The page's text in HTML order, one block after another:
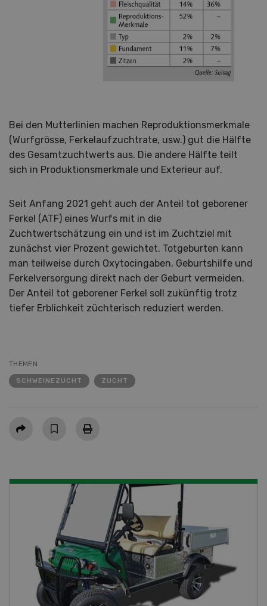
Bei den Mutterlinien machen Reproduktionsmerkmale
(Wurfgrösse, Ferkelaufzuchtrate, usw.) gut die Hälfte
des Gesamtzuchtwerts aus. Die andere Hälfte teilt
sich in Produktionsmerkmale und Exterieur auf.
Seit Anfang 2021 geht auch der Anteil tot geborener
Ferkel (ATF) eines Wurfs mit in die
Zuchtwertschätzung ein und ist im Zuchtziel mit
zunächst vier Prozent gewichtet. Totgeburten kann
man teilweise durch Oxytocingaben, Geburtshilfe und
Ferkelversorgung direkt nach der Geburt vermeiden.
Der Anteil tot geborener Ferkel soll zukünftig trotz
tiefer Erblichkeit züchterisch reduziert werden.
THEMEN
SCHWEINEZUCHT ZUCHT
Teilen